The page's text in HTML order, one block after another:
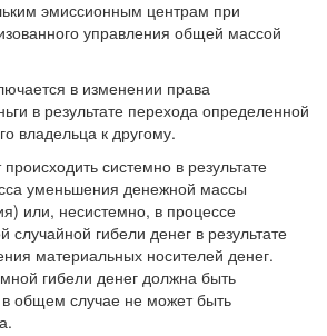
эмиссионным центрам при
управления общей массой
в изменении права
в результате перехода определенной
владельца к другому.
системно в результате
уменьшения денежной массы
или, несистемно, в процессе
случайной гибели денег в результате
материальных носителей денег.
гибели денег должна быть
общем случае не может быть